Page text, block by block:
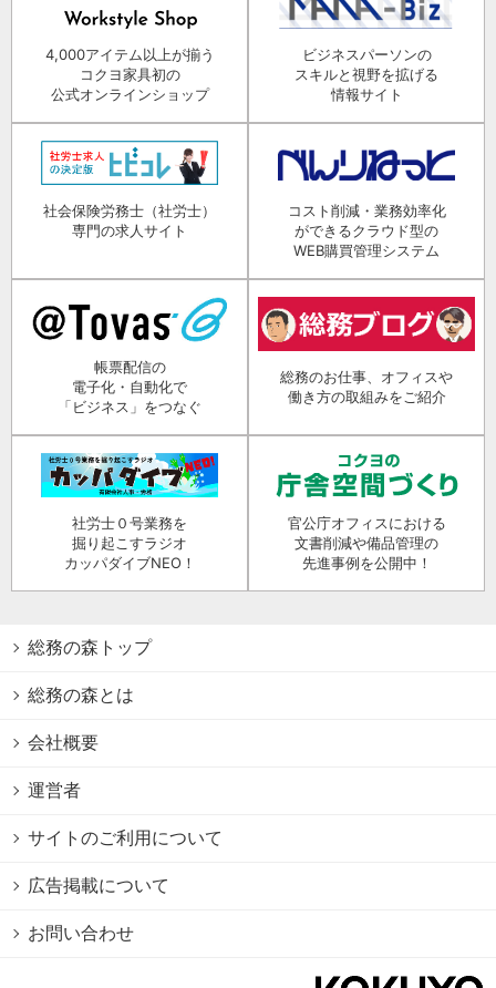
4,000アイテム以上が揃う
コクヨ家具初の
公式オンラインショップ
ビジネスパーソンの
スキルと視野を拡げる
情報サイト
社会保険労務士（社労士）
専門の求人サイト
コスト削減・業務効率化
ができるクラウド型の
WEB購買管理システム
帳票配信の
電子化・自動化で
「ビジネス」をつなぐ
総務のお仕事、オフィスや
働き方の取組みをご紹介
社労士０号業務を
掘り起こすラジオ
カッパダイブNEO！
官公庁オフィスにおける
文書削減や備品管理の
先進事例を公開中！
総務の森トップ
総務の森とは
会社概要
運営者
サイトのご利用について
広告掲載について
お問い合わせ